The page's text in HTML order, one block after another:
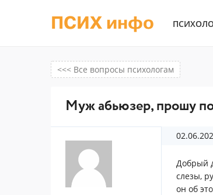
ПСИХ инфо
<<< Все вопросы психологам
Муж абьюзер, прошу
Добрый
слезы,
он об